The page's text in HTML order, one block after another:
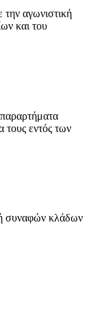
αγωνιστική
και του
τους εντός των
συναφών κλάδων